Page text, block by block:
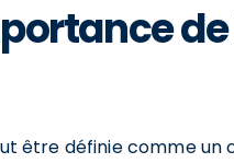
être définie comme